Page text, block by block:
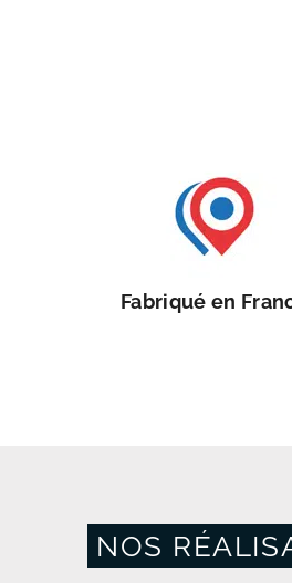
Fabriqué en
NOS